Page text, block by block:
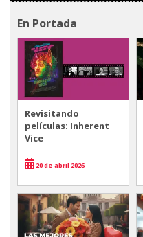
En Portada
Revisitando
películas: Inherent
Vice
20 de abril 2026